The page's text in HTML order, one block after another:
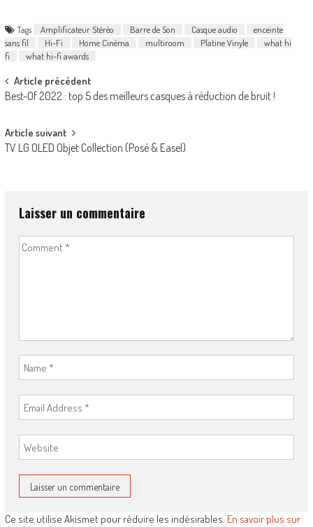
Tags Amplificateur Stéréo Barre de Son Casque audio
enceinte
sans fil
Hi-Fi Home Cinéma multiroom Platine Vinyle
what hi
fi
what hi-fi awards
Post
navigation
Article précédent
Best-Of 2022 : top 5 des meilleurs casques à réduction de bruit !
Article suivant
TV LG OLED Objet Collection (Posé & Easel)
Laisser un commentaire
Ce site utilise Akismet pour réduire les indésirables. En savoir plus sur